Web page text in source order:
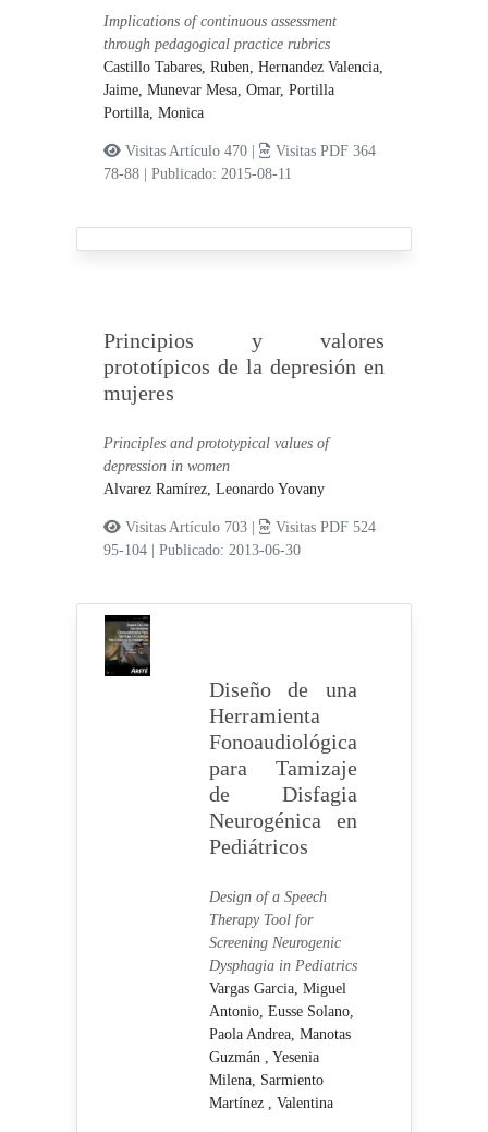
Implications of continuous assessment
through pedagogical practice rubrics
Castillo Tabares, Ruben,Hernandez Valencia,
Jaime,Munevar Mesa, Omar,Portilla
Portilla, Monica
Visitas Artículo 470 |
Visitas PDF 364
78-88
|Publicado: 2015-08-11
Principios y valores
prototípicos de la depresión en
mujeres
Principles and prototypical values ​​of
depression in women
Alvarez Ramírez, Leonardo Yovany
Visitas Artículo 703 |
Visitas PDF 524
95-104
|Publicado: 2013-06-30
Diseño de una
Herramienta
Fonoaudiológica
para Tamizaje
de Disfagia
Neurogénica en
Pediátricos
Design of a Speech
Therapy Tool for
Screening Neurogenic
Dysphagia in Pediatrics
Vargas Garcia, Miguel
Antonio, Eusse Solano,
Paola Andrea, Manotas
Guzmán , Yesenia
Milena, Sarmiento
Martínez , Valentina